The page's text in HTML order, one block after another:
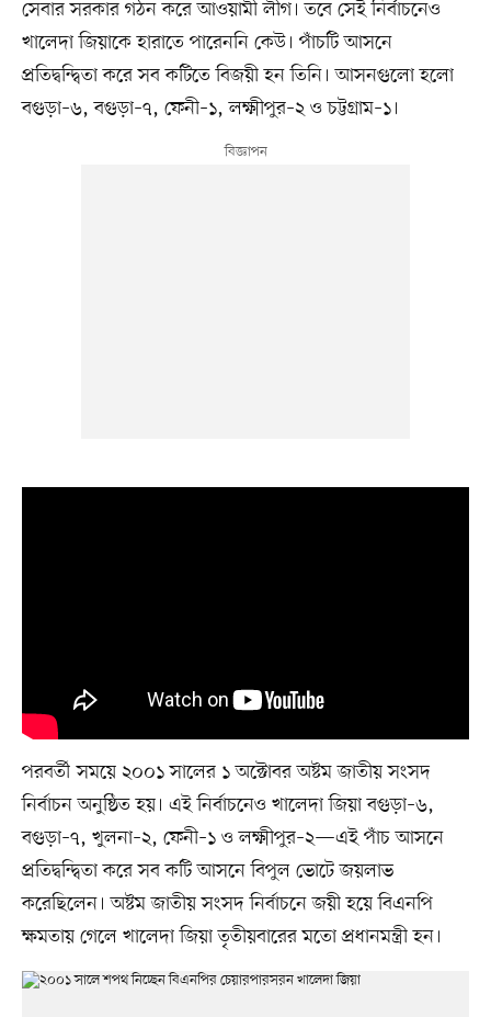
সেবার সরকার গঠন করে আওয়ামী লীগ। তবে সেই নির্বাচনেও
খালেদা জিয়াকে হারাতে পারেননি কেউ। পাঁচটি আসনে
প্রতিদ্বন্দ্বিতা করে সব কটিতে বিজয়ী হন তিনি। আসনগুলো হলো
বগুড়া–৬, বগুড়া–৭, ফেনী–১, লক্ষ্মীপুর–২ ও চট্টগ্রাম–১।
পরবর্তী সময়ে ২০০১ সালের ১ অক্টোবর অষ্টম জাতীয় সংসদ
নির্বাচন অনুষ্ঠিত হয়। এই নির্বাচনেও খালেদা জিয়া বগুড়া–৬,
বগুড়া–৭, খুলনা–২, ফেনী–১ ও লক্ষ্মীপুর–২—এই পাঁচ আসনে
প্রতিদ্বন্দ্বিতা করে সব কটি আসনে বিপুল ভোটে জয়লাভ
করেছিলেন। অষ্টম জাতীয় সংসদ নির্বাচনে জয়ী হয়ে বিএনপি
ক্ষমতায় গেলে খালেদা জিয়া তৃতীয়বারের মতো প্রধানমন্ত্রী হন।